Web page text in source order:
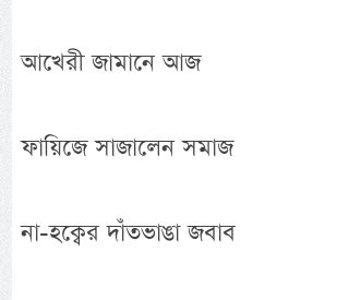
আখেরী জামানে আজ
ফায়িজে সাজালেন সমাজ
না-হক্বের দাঁতভাঙা জবাব